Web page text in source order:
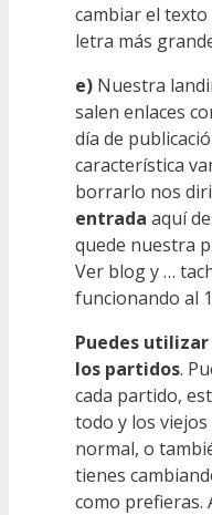
cambiar el
letra más
e) Nuestra
salen enlaces
día de
característica
borrarlo nos
entrada aquí
quede nuestra
Ver blog y …
funcionando al
Puedes
los partidos.
cada partido,
todo y los
normal, o
tienes
como prefieras.